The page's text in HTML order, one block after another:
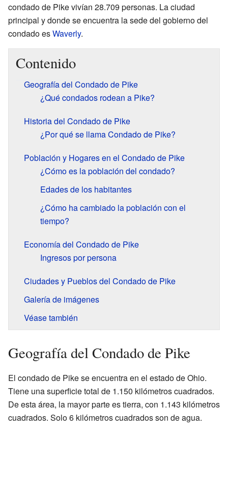
condado de Pike vivían 28.709 personas. La ciudad
principal y donde se encuentra la sede del gobierno del
condado esWaverly.
Contenido
Geografía del Condado de Pike
¿Qué condados rodean a Pike?
Historia del Condado de Pike
¿Por qué se llama Condado de Pike?
Población y Hogares en el Condado de Pike
¿Cómo es la población del condado?
Edades de los habitantes
¿Cómo ha cambiado la población con el
tiempo?
Economía del Condado de Pike
Ingresos por persona
Ciudades y Pueblos del Condado de Pike
Galería de imágenes
Véase también
Geografía del Condado de Pike
El condado de Pike se encuentra en el estado de Ohio.
Tiene una superficie total de 1.150 kilómetros cuadrados.
De esta área, la mayor parte es tierra, con 1.143 kilómetros
cuadrados. Solo 6 kilómetros cuadrados son de agua.